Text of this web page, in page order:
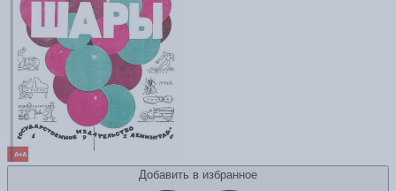
Добавить в избранное